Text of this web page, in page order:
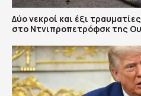
Δύο νεκροί και έξι
στο Ντνιπροπετρόφσκ της